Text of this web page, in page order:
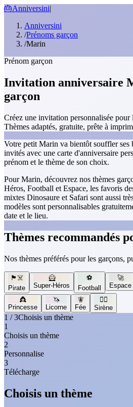
🎂Anniversini|
Anniversini
/Prénoms garçon
/Marin
Prénom garçon
Invitation anniversaire
garçon
Créez une invitation personnalisée
Thèmes adaptés, gratuite, prête à
Votre petit Marin va bientôt souffler ses
invités avec une carte d'anniversaire
prénom et le thème de son choix.
Pour Marin, découvrez nos thèmes
Héros, Football et Espace, les favoris
mixtes Dinosaure et Safari sont aussi
modèles sont personnalisables
date et le lieu.
Thèmes recommandés
Nos thèmes préférés pour les garçons,
🏴‍☠️
Pirate
🦸
Super-Héros
⚽
Football
🚀
Espace
👸
Princesse
🦄
Licorne
🧚
Fée
🧜‍♀️
Sirène
1 / 3Choisis un thème
1
Choisis un thème
2
Personnalise
3
Télécharge
Choisis un thème